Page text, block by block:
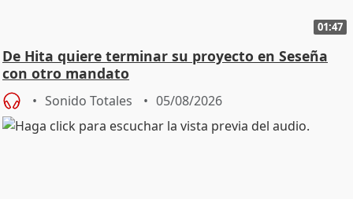
01:47
De Hita quiere terminar su proyecto en Seseña
con otro mandato
Sonido Totales 05/08/2026